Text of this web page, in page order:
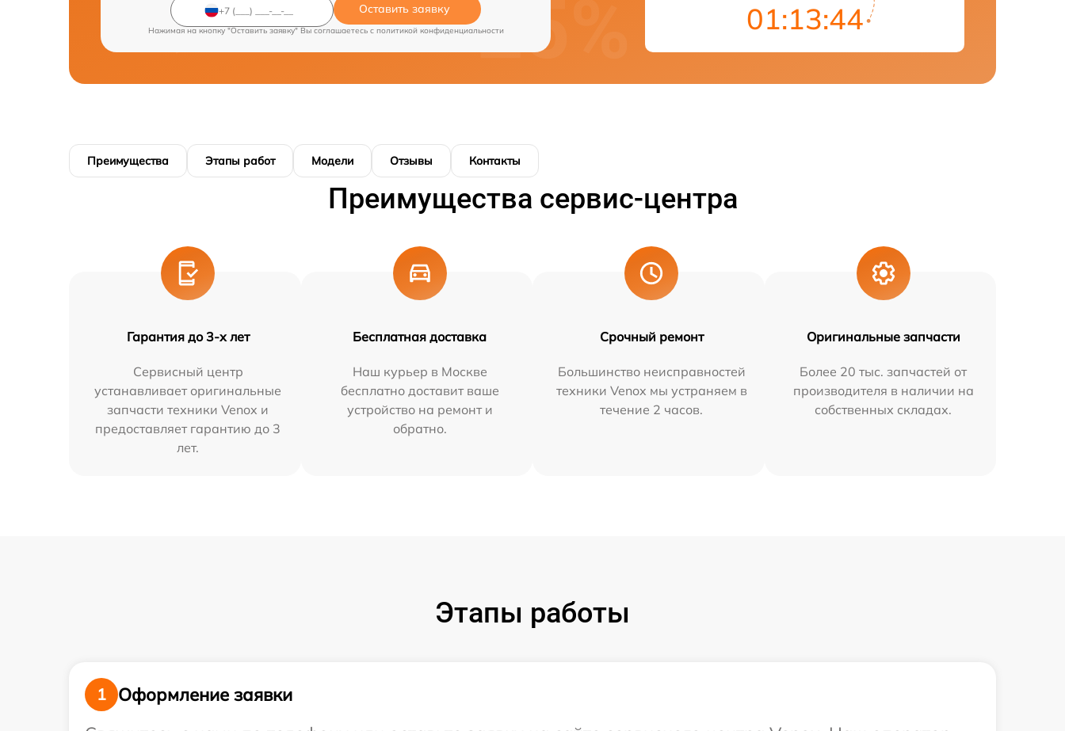
Оставить заявку
Нажимая на кнопку "Оставить заявку" Вы соглашаетесь c политикой конфиденциальности 01:13:43
Преимущества Этапы работ Модели Отзывы Контакты
Преимущества сервис-центра
Гарантия до 3-х лет
Сервисный центр
устанавливает оригинальные
запчасти техники Venox и
предоставляет гарантию до 3
лет.
Бесплатная доставка
Наш курьер в Москве
бесплатно доставит ваше
устройство на ремонт и
обратно.
Срочный ремонт
Большинство неисправностей
техники Venox мы устраняем в
течение 2 часов.
Оригинальные запчасти
Более 20 тыс. запчастей от
производителя в наличии на
собственных складах.
Этапы работы
1
Оформление заявки